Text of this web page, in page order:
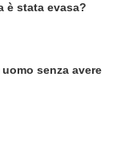
è stata evasa?
senza avere